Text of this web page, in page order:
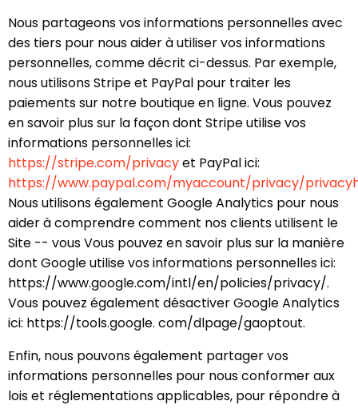
Nous partageons vos informations personnelles avec
des tiers pour nous aider à utiliser vos informations
personnelles, comme décrit ci-dessus. Par exemple,
nous utilisons Stripe et PayPal pour traiter les
paiements sur notre boutique en ligne. Vous pouvez
en savoir plus sur la façon dont Stripe utilise vos
informations personnelles ici:
https://stripe.com/privacyet PayPal ici:
https://www.paypal.com/myaccount/privacy/
Nous utilisons également Google Analytics pour nous
aider à comprendre comment nos clients utilisent le
Site -- vous Vous pouvez en savoir plus sur la manière
dont Google utilise vos informations personnelles ici:
https://www.google.com/intl/en/policies/privacy/.
Vous pouvez également désactiver Google Analytics
ici: https://tools.google. com/dlpage/gaoptout.
Enfin, nous pouvons également partager vos
informations personnelles pour nous conformer aux
lois et réglementations applicables, pour répondre à